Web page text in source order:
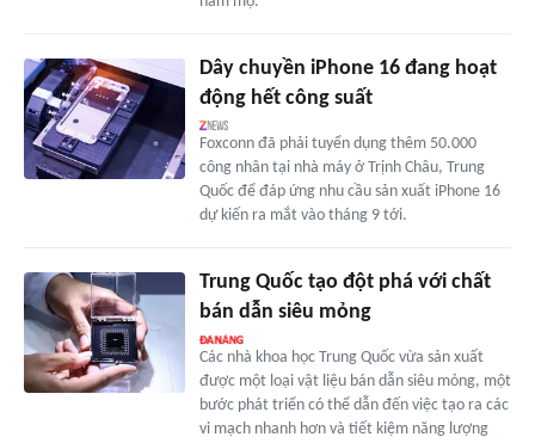
Dây chuyền iPhone 16 đang hoạt
động hết công suất
Foxconn đã phải tuyển dụng thêm 50.000
công nhân tại nhà máy ở Trịnh Châu, Trung
Quốc để đáp ứng nhu cầu sản xuất iPhone 16
dự kiến ra mắt vào tháng 9 tới.
Trung Quốc tạo đột phá với chất
bán dẫn siêu mỏng
Các nhà khoa học Trung Quốc vừa sản xuất
được một loại vật liệu bán dẫn siêu mỏng, một
bước phát triển có thể dẫn đến việc tạo ra các
vi mạch nhanh hơn và tiết kiệm năng lượng